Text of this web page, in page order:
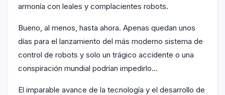
armonía con leales y complacientes robots.
Bueno, al menos, hasta ahora. Apenas quedan unos
días para el lanzamiento del más moderno sistema de
control de robots y solo un trágico accidente o una
conspiración mundial podrían impedirlo…
El imparable avance de la tecnología y el desarrollo de